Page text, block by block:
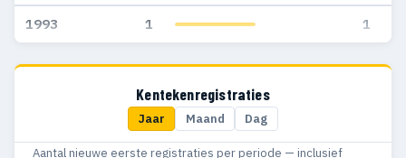
1993 1 1
Kentekenregistraties
Jaar Maand Dag
Aantal nieuwe eerste registraties per periode — inclusief